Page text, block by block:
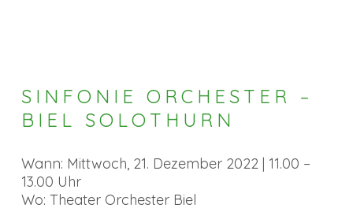
SINFONIE ORCHESTER –
BIEL SOLOTHURN
Wann: Mittwoch, 21. Dezember 2022 | 11.00 –
13.00 Uhr
Wo: Theater Orchester Biel